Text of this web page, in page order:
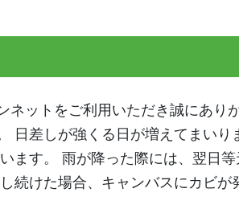
ットをご利用いただき誠にあり
日差しが強くる日が増えてまい
ます。 雨が降った際には、翌日
続けた場合、キャンバスにカビ